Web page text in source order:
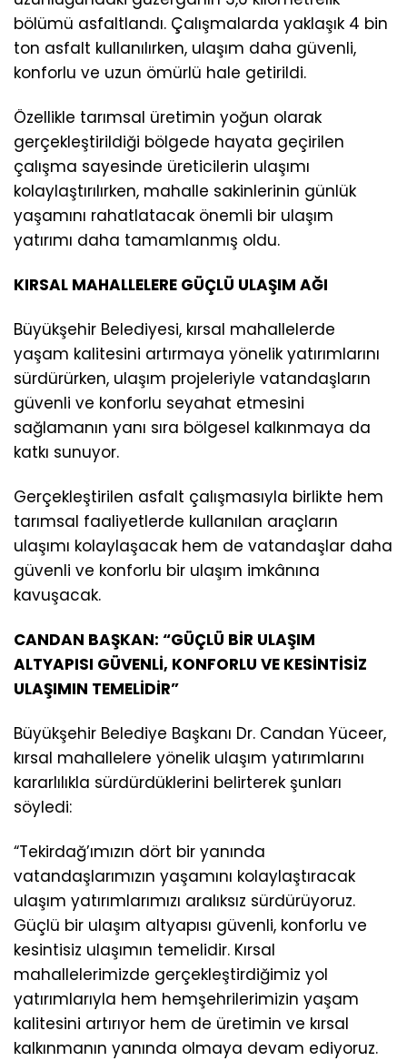
bölümü asfaltlandı. Çalışmalarda yaklaşık 4 bin
ton asfalt kullanılırken, ulaşım daha güvenli,
konforlu ve uzun ömürlü hale getirildi.
Özellikle tarımsal üretimin yoğun olarak
gerçekleştirildiği bölgede hayata geçirilen
çalışma sayesinde üreticilerin ulaşımı
kolaylaştırılırken, mahalle sakinlerinin günlük
yaşamını rahatlatacak önemli bir ulaşım
yatırımı daha tamamlanmış oldu.
KIRSAL MAHALLELERE GÜÇLÜ ULAŞIM AĞI
Büyükşehir Belediyesi, kırsal mahallelerde
yaşam kalitesini artırmaya yönelik yatırımlarını
sürdürürken, ulaşım projeleriyle vatandaşların
güvenli ve konforlu seyahat etmesini
sağlamanın yanı sıra bölgesel kalkınmaya da
katkı sunuyor.
Gerçekleştirilen asfalt çalışmasıyla birlikte hem
tarımsal faaliyetlerde kullanılan araçların
ulaşımı kolaylaşacak hem de vatandaşlar daha
güvenli ve konforlu bir ulaşım imkânına
kavuşacak.
CANDAN BAŞKAN: “GÜÇLÜ BİR ULAŞIM
ALTYAPISI GÜVENLİ, KONFORLU VE KESİNTİSİZ
ULAŞIMIN TEMELİDİR”
Büyükşehir Belediye Başkanı Dr. Candan Yüceer,
kırsal mahallelere yönelik ulaşım yatırımlarını
kararlılıkla sürdürdüklerini belirterek şunları
söyledi:
“Tekirdağ’ımızın dört bir yanında
vatandaşlarımızın yaşamını kolaylaştıracak
ulaşım yatırımlarımızı aralıksız sürdürüyoruz.
Güçlü bir ulaşım altyapısı güvenli, konforlu ve
kesintisiz ulaşımın temelidir. Kırsal
mahallelerimizde gerçekleştirdiğimiz yol
yatırımlarıyla hem hemşehrilerimizin yaşam
kalitesini artırıyor hem de üretimin ve kırsal
kalkınmanın yanında olmaya devam ediyoruz.